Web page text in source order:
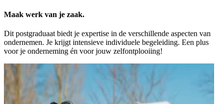
Maak werk van je zaak.
Dit postgraduaat biedt je expertise in de verschillende aspecten van
ondernemen. Je krijgt intensieve individuele begeleiding. Een plus
voor je onderneming én voor jouw zelfontplooiing!